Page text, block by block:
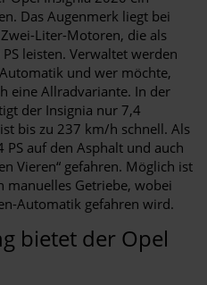
Das Augenmerk liegt bei
Liter-Motoren, die als
leisten. Verwaltet werden
und wer möchte,
eine Allradvariante. In der
der Insignia nur 7,4
bis zu 237 km/h schnell. Als
auf den Asphalt und auch
Vieren“ gefahren. Möglich ist
manuelles Getriebe, wobei
Automatik gefahren wird.
bietet der Opel